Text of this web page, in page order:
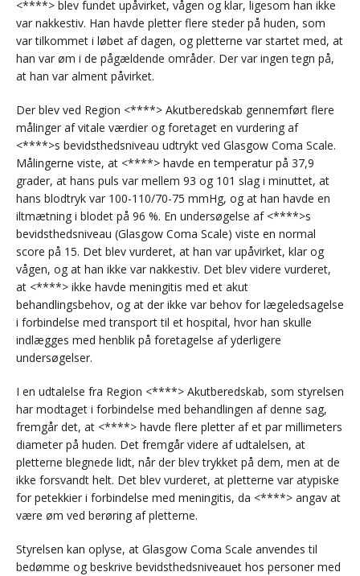
<****> blev fundet upåvirket, vågen og klar, ligesom han ikke
var nakkestiv. Han havde pletter flere steder på huden, som
var tilkommet i løbet af dagen, og pletterne var startet med, at
han var øm i de pågældende områder. Der var ingen tegn på,
at han var alment påvirket.
Der blev ved Region <****> Akutberedskab gennemført flere
målinger af vitale værdier og foretaget en vurdering af
<****>s bevidsthedsniveau udtrykt ved Glasgow Coma Scale.
Målingerne viste, at <****> havde en temperatur på 37,9
grader, at hans puls var mellem 93 og 101 slag i minuttet, at
hans blodtryk var 100-110/70-75 mmHg, og at han havde en
iltmætning i blodet på 96 %. En undersøgelse af <****>s
bevidsthedsniveau (Glasgow Coma Scale) viste en normal
score på 15. Det blev vurderet, at han var upåvirket, klar og
vågen, og at han ikke var nakkestiv. Det blev videre vurderet,
at <****> ikke havde meningitis med et akut
behandlingsbehov, og at der ikke var behov for lægeledsagelse
i forbindelse med transport til et hospital, hvor han skulle
indlægges med henblik på foretagelse af yderligere
undersøgelser.
I en udtalelse fra Region <****> Akutberedskab, som styrelsen
har modtaget i forbindelse med behandlingen af denne sag,
fremgår det, at <****> havde flere pletter af et par millimeters
diameter på huden. Det fremgår videre af udtalelsen, at
pletterne blegnede lidt, når der blev trykket på dem, men at de
ikke forsvandt helt. Det blev vurderet, at pletterne var atypiske
for petekkier i forbindelse med meningitis, da <****> angav at
være øm ved berøring af pletterne.
Styrelsen kan oplyse, at Glasgow Coma Scale anvendes til
bedømme og beskrive bevidsthedsniveauet hos personer med